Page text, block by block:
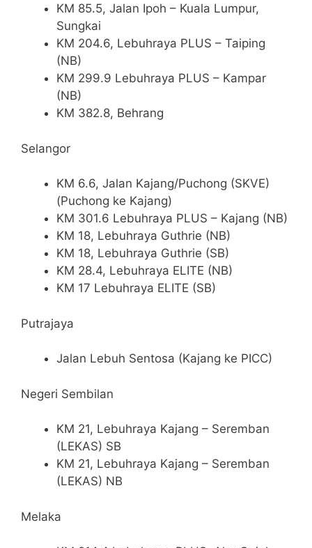
KM 85.5, Jalan Ipoh – Kuala Lumpur,
Sungkai
KM 204.6, Lebuhraya PLUS – Taiping
(NB)
KM 299.9 Lebuhraya PLUS – Kampar
(NB)
KM 382.8, Behrang
Selangor
KM 6.6, Jalan Kajang/Puchong (SKVE)
(Puchong ke Kajang)
KM 301.6 Lebuhraya PLUS – Kajang (NB)
KM 18, Lebuhraya Guthrie (NB)
KM 18, Lebuhraya Guthrie (SB)
KM 28.4, Lebuhraya ELITE (NB)
KM 17 Lebuhraya ELITE (SB)
Putrajaya
Jalan Lebuh Sentosa (Kajang ke PICC)
Negeri Sembilan
KM 21, Lebuhraya Kajang – Seremban
(LEKAS) SB
KM 21, Lebuhraya Kajang – Seremban
(LEKAS) NB
Melaka